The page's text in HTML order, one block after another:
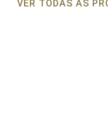
VER TODAS AS